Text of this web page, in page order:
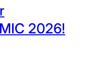
2026!